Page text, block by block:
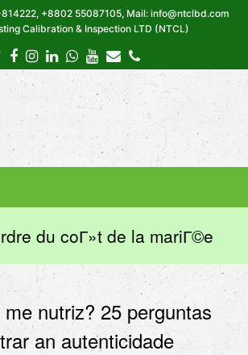
+8802 55087105, Mail: info@ntclbd.com
Calibration & Inspection LTD (NTCL)
Twitter
Facebook
Instagram
LinkedIn
Whatsapp
Youtube
EmailPhone
du coГ»t de la mariГ©e
nutriz? 25 perguntas
an autenticidade